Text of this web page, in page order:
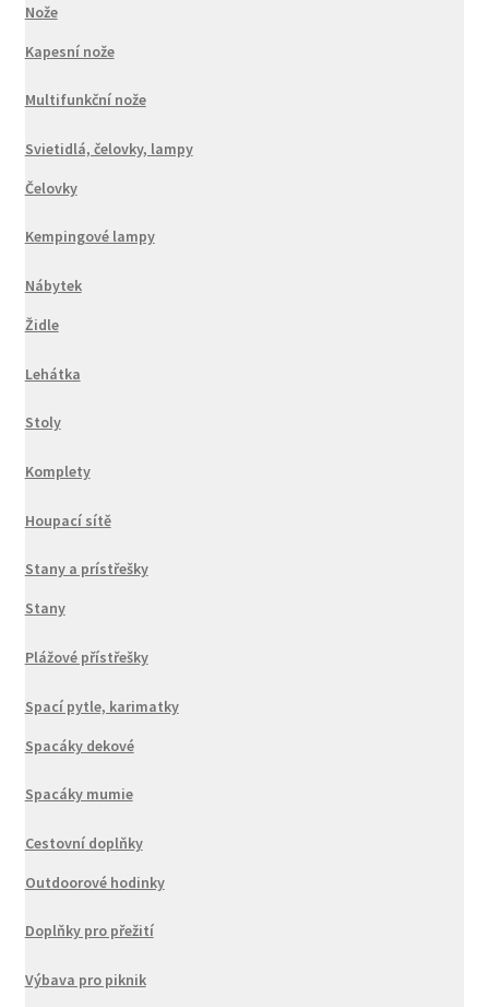
Nože
Kapesní nože
Multifunkční nože
Svietidlá, čelovky, lampy
Čelovky
Kempingové lampy
Nábytek
Židle
Lehátka
Stoly
Komplety
Houpací sítě
Stany a prístřešky
Stany
Plážové přístřešky
Spací pytle, karimatky
Spacáky dekové
Spacáky mumie
Cestovní doplňky
Outdoorové hodinky
Doplňky pro přežití
Výbava pro piknik